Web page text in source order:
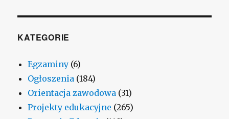
KATEGORIE
Egzaminy (6)
Ogłoszenia (184)
Orientacja zawodowa (31)
Projekty edukacyjne (265)